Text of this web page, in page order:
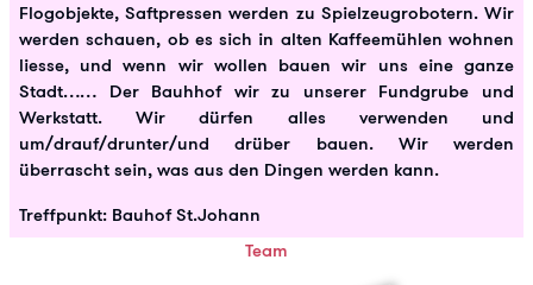
Flogobjekte, Saftpressen werden zu Spielzeugrobotern. Wir
werden schauen, ob es sich in alten Kaffeemühlen wohnen
liesse, und wenn wir wollen bauen wir uns eine ganze
Stadt…… Der Bauhhof wir zu unserer Fundgrube und
Werkstatt. Wir dürfen alles verwenden und
um/drauf/drunter/und drüber bauen. Wir werden
überrascht sein, was aus den Dingen werden kann.
Treffpunkt: Bauhof St.Johann
Team